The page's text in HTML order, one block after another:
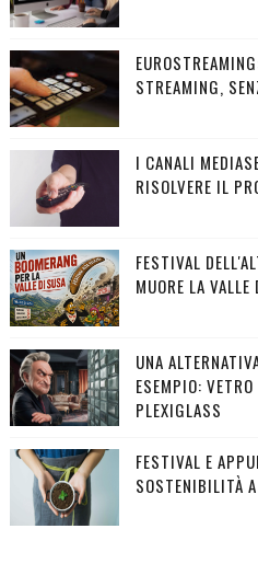
STREAMING,
I CANALI
RISOLVERE IL
FESTIVAL
MUORE LA
UNA
ESEMPIO:
PLEXIGLASS
FESTIVAL E
SOSTENIBILITÀ